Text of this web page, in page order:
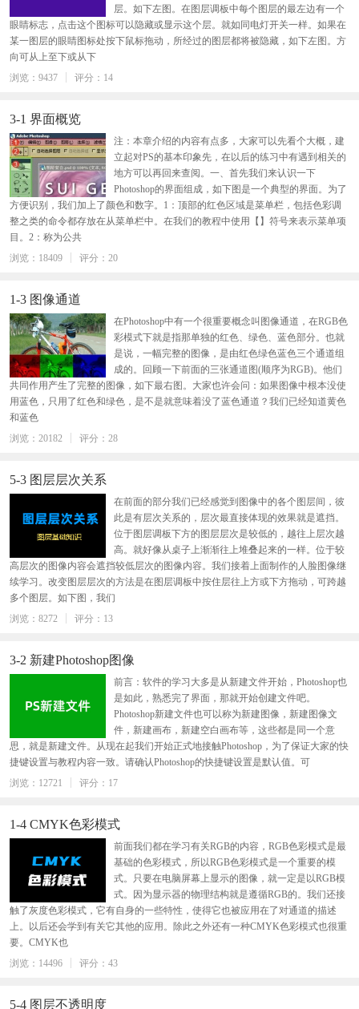
层。如下左图。在图层调板中每个图层的最左边有一个
眼睛标志，点击这个图标可以隐藏或显示这个层。就如同电灯开关一样。如果在
某一图层的眼睛图标处按下鼠标拖动，所经过的图层都将被隐藏，如下左图。方
向可从上至下或从下
浏览：9437
评分：14
3-1 界面概览
注：本章介绍的内容有点多，大家可以先看个大概，建
立起对PS的基本印象先，在以后的练习中有遇到相关的
地方可以再回来查阅。一、首先我们来认识一下
Photoshop的界面组成，如下图是一个典型的界面。为了
方便识别，我们加上了颜色和数字。1：顶部的红色区域是菜单栏，包括色彩调
整之类的命令都存放在从菜单栏中。在我们的教程中使用【】符号来表示菜单项
目。2：称为公共
浏览：18409
评分：20
1-3 图像通道
在Photoshop中有一个很重要概念叫图像通道，在RGB色
彩模式下就是指那单独的红色、绿色、蓝色部分。也就
是说，一幅完整的图像，是由红色绿色蓝色三个通道组
成的。回顾一下前面的三张通道图(顺序为RGB)。他们
共同作用产生了完整的图像，如下最右图。大家也许会问：如果图像中根本没使
用蓝色，只用了红色和绿色，是不是就意味着没了蓝色通道？我们已经知道黄色
和蓝色
浏览：20182
评分：28
5-3 图层层次关系
在前面的部分我们已经感觉到图像中的各个图层间，彼
此是有层次关系的，层次最直接体现的效果就是遮挡。
位于图层调板下方的图层层次是较低的，越往上层次越
高。就好像从桌子上渐渐往上堆叠起来的一样。位于较
高层次的图像内容会遮挡较低层次的图像内容。我们接着上面制作的人脸图像继
续学习。改变图层层次的方法是在图层调板中按住层往上方或下方拖动，可跨越
多个图层。如下图，我们
浏览：8272
评分：13
3-2 新建Photoshop图像
前言：软件的学习大多是从新建文件开始，Photoshop也
是如此，熟悉完了界面，那就开始创建文件吧。
Photoshop新建文件也可以称为新建图像，新建图像文
件，新建画布，新建空白画布等，这些都是同一个意
思，就是新建文件。从现在起我们开始正式地接触Photoshop，为了保证大家的快
捷键设置与教程内容一致。请确认Photoshop的快捷键设置是默认值。可
浏览：12721
评分：17
1-4 CMYK色彩模式
前面我们都在学习有关RGB的内容，RGB色彩模式是最
基础的色彩模式，所以RGB色彩模式是一个重要的模
式。只要在电脑屏幕上显示的图像，就一定是以RGB模
式。因为显示器的物理结构就是遵循RGB的。我们还接
触了灰度色彩模式，它有自身的一些特性，使得它也被应用在了对通道的描述
上。以后还会学到有关它其他的应用。除此之外还有一种CMYK色彩模式也很重
要。CMYK也
浏览：14496
评分：43
5-4 图层不透明度